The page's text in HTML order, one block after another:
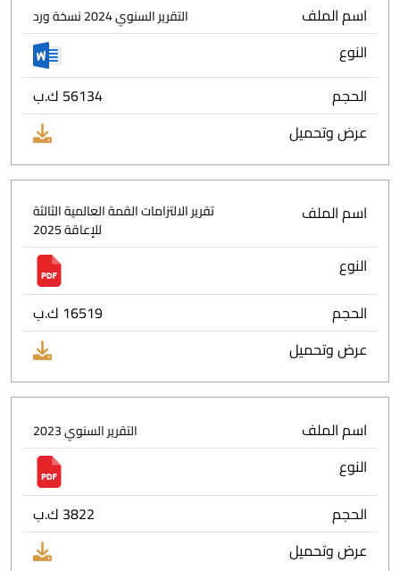
اسم الملف التقرير السنوي 2024 نسخة ورد
النوع
الحجم
56134 ك.ب
عرض وتحميل
اسم الملف
تقرير الالتزامات القمة العالمية الثالثة
للإعاقة 2025
النوع
الحجم
16519 ك.ب
عرض وتحميل
اسم الملف التقرير السنوي 2023
النوع
الحجم
3822 ك.ب
عرض وتحميل